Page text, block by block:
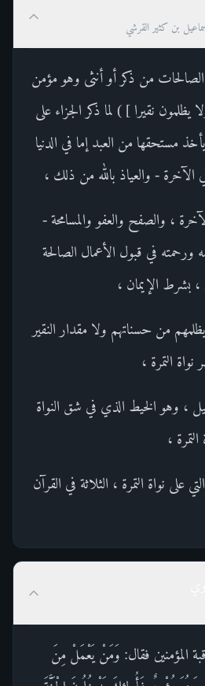
بن كثير القرشي
من ذكر أو أنثى وهو مؤمن
نقيرا ] ) لما ذكر الجزاء على
مستحقها من العبد إما في الدنيا
- والعياذ بالله من ذلك ،
، والصفح والعفو والمسامحة -
ورحمته في قبول الأعمال الصالحة
، بشرط الإيمان ،
من حسناتهم ولا مقدار النقير
التمرة ،
، وهو الخيط الذي في شق النواة
،
على نواة التمرة ، الثلاثة في القرآن
المؤمنين فقال: وَمَنْ يَعْمَلْ مِنَ